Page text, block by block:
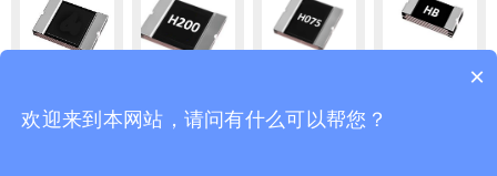
1812LT
2920LT
2018LT
×
欢迎来到本网站，请问有什么可以帮您？